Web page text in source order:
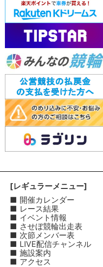
[レギュラーメニュー]
■ 開催カレンダー
■ レース結果
■ イベント情報
■ させぼ競輪出走表
■ 次節メンバー表
■ LIVE配信チャンネル
■ 施設案内
■ アクセス